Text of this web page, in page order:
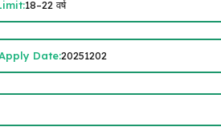
18–22 वर्ष
Date:20251202